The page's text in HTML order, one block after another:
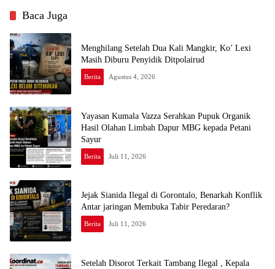
Baca Juga
Menghilang Setelah Dua Kali Mangkir, Ko’ Lexi
Masih Diburu Penyidik Ditpolairud
Berita Agustus 4, 2026
Yayasan Kumala Vazza Serahkan Pupuk Organik
Hasil Olahan Limbah Dapur MBG kepada Petani
Sayur
Berita Juli 11, 2026
Jejak Sianida Ilegal di Gorontalo, Benarkah Konflik
Antar jaringan Membuka Tabir Peredaran?
Berita Juli 11, 2026
Setelah Disorot Terkait Tambang Ilegal , Kepala